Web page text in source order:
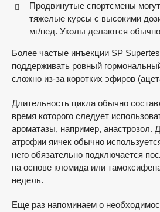
Продвинутые спортсмены
тяжелые курсы с высокими
мг/нед. Уколы делаются
Более частые инъекции SP
поддерживать ровный
сложно из-за коротких эфиров
Длительность цикла обычно
время которого следует
ароматазы, например, анастрозол.
атрофии яичек обычно
него обязательно подключается
на основе кломида или
недель.
Еще раз напоминаем о